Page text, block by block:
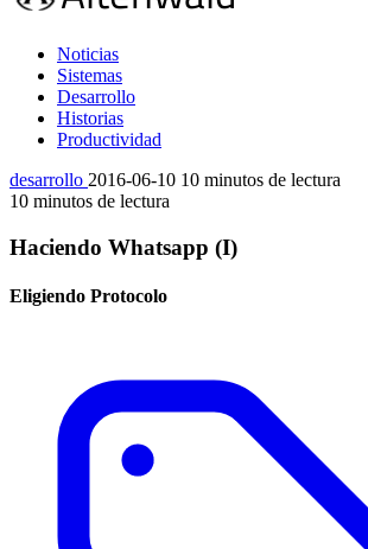
Noticias
Sistemas
Desarrollo
Historias
Productividad
desarrollo 2016-06-10 10 minutos de lectura
10 minutos de lectura
Haciendo Whatsapp (I)
Eligiendo Protocolo